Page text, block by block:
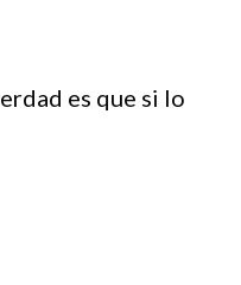
es que si lo